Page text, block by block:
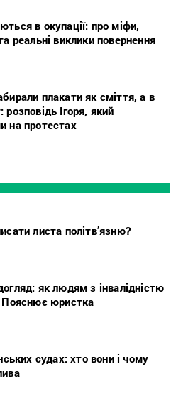
в окупації: про міфи,
реальні виклики повернення
плакати як сміття, а в
Ігоря, який
на протестах
листа політв’язню?
як людям з інвалідністю
Пояснює юристка
судах: хто вони і чому